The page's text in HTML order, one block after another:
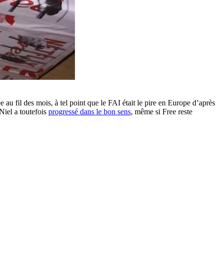
au fil des mois, à tel point que le FAI était le pire en Europe d’après
a toutefois progressé dans le bon sens, même si Free reste